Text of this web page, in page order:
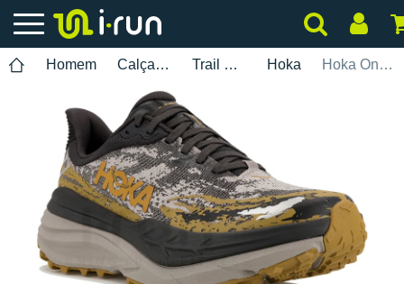
Homem Calçados Trail Running Hoka Hoka One One Stinson 7